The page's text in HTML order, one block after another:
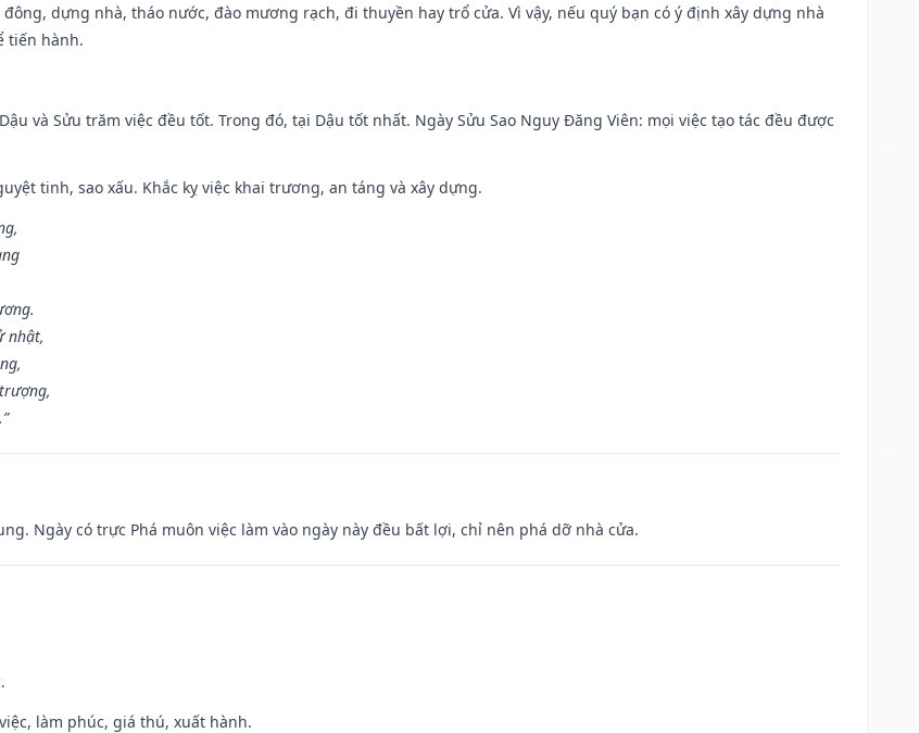
dựng nhà, tháo nước, đào mương rạch, đi thuyền hay trổ cửa. Vì vậy, nếu quý bạn có ý định xây dựng nhà
tiến hành.
và Sửu trăm việc đều tốt. Trong đó, tại Dậu tốt nhất. Ngày Sửu Sao Nguy Đăng Viên: mọi việc tạo tác đều được
tinh, sao xấu. Khắc kỵ việc khai trương, an táng và xây dựng.
nhật,
Ngày có trực Phá muôn việc làm vào ngày này đều bất lợi, chỉ nên phá dỡ nhà cửa.
làm phúc, giá thú, xuất hành.